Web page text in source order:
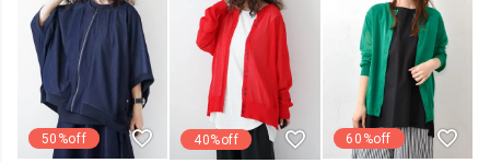
50%off 40%off 60%off